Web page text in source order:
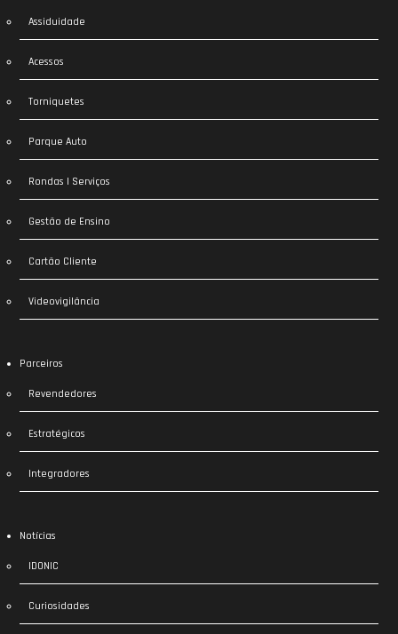
Assiduidade
Acessos
Torniquetes
Parque Auto
Rondas | Serviços
Gestão de Ensino
Cartão Cliente
Videovigilância
Parceiros
Revendedores
Estratégicos
Integradores
Notícias
IDONIC
Curiosidades